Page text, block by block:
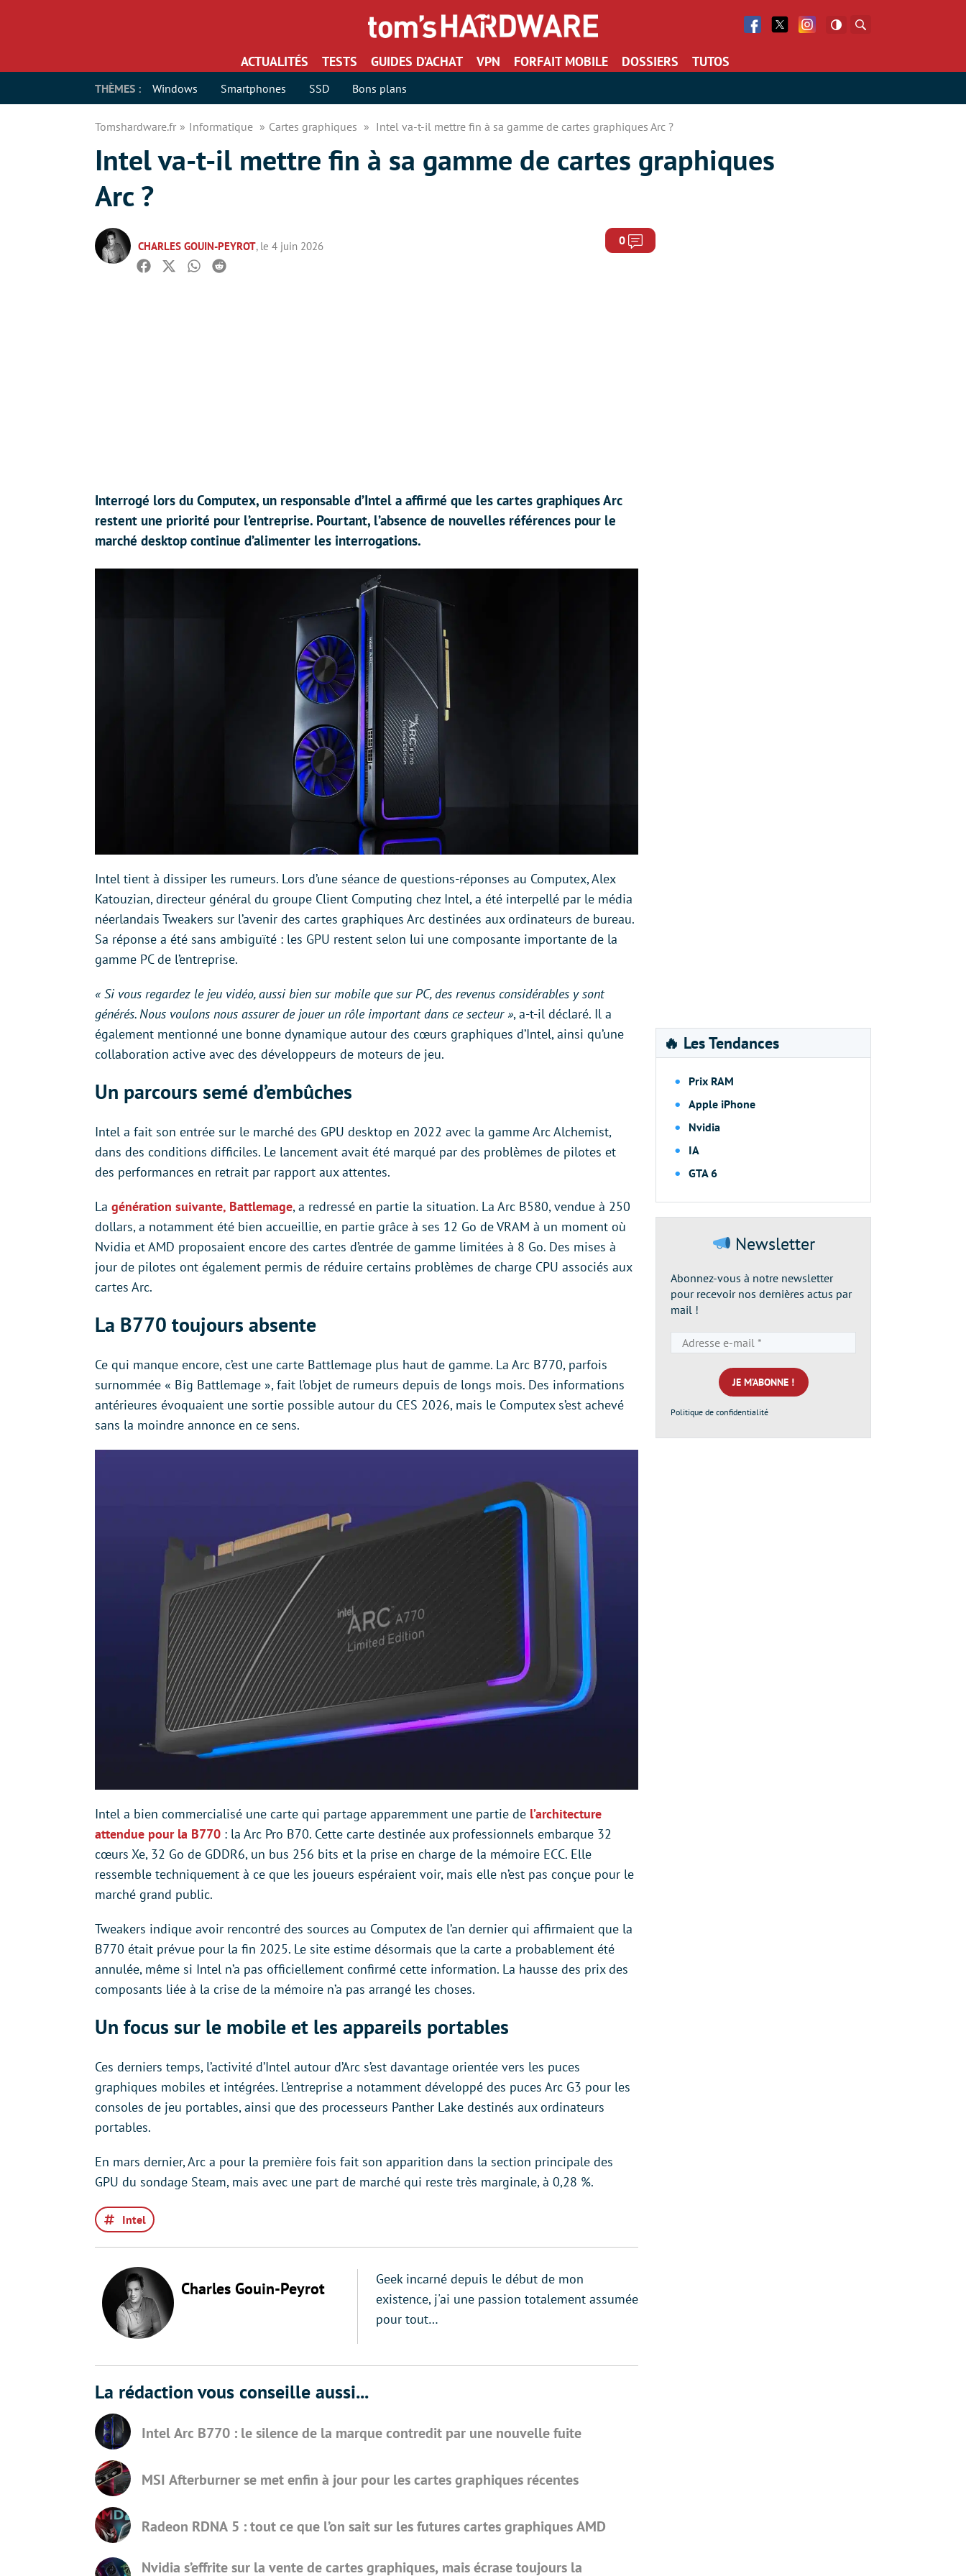
Facebook
Twitter Facebook
ACTUALITÉS TESTS GUIDES D’ACHAT VPN FORFAIT MOBILE DOSSIERS TUTOS
THÈMES : Windows Smartphones SSD Bons plans
Tomshardware.fr Informatique Cartes graphiques Intel va-t-il mettre fin à sa gamme de cartes graphiques Arc ?
Intel va-t-il mettre fin à sa gamme de cartes graphiques
Arc ?
CHARLES GOUIN-PEYROT, le 4 juin 2026 0 Commentaires
Facebook
TwitterWhatsapp
Reddit
Interrogé lors du Computex, un responsable d’Intel a affirmé que les cartes graphiques Arc
restent une priorité pour l’entreprise. Pourtant, l’absence de nouvelles références pour le
marché desktop continue d’alimenter les interrogations.
Intel tient à dissiper les rumeurs. Lors d’une séance de questions-réponses au Computex, Alex
Katouzian, directeur général du groupe Client Computing chez Intel, a été interpellé par le média
néerlandais Tweakers sur l’avenir des cartes graphiques Arc destinées aux ordinateurs de bureau.
Sa réponse a été sans ambiguïté : les GPU restent selon lui une composante importante de la
gamme PC de l’entreprise.
« Si vous regardez le jeu vidéo, aussi bien sur mobile que sur PC, des revenus considérables y sont
générés. Nous voulons nous assurer de jouer un rôle important dans ce secteur », a-t-il déclaré. Il a
également mentionné une bonne dynamique autour des cœurs graphiques d’Intel, ainsi qu’une
collaboration active avec des développeurs de moteurs de jeu.
Un parcours semé d’embûches
Intel a fait son entrée sur le marché des GPU desktop en 2022 avec la gamme Arc Alchemist,
dans des conditions difficiles. Le lancement avait été marqué par des problèmes de pilotes et
des performances en retrait par rapport aux attentes.
La génération suivante, Battlemage, a redressé en partie la situation. La Arc B580, vendue à 250
dollars, a notamment été bien accueillie, en partie grâce à ses 12 Go de VRAM à un moment où
Nvidia et AMD proposaient encore des cartes d’entrée de gamme limitées à 8 Go. Des mises à
jour de pilotes ont également permis de réduire certains problèmes de charge CPU associés aux
cartes Arc.
La B770 toujours absente
Ce qui manque encore, c’est une carte Battlemage plus haut de gamme. La Arc B770, parfois
surnommée « Big Battlemage », fait l’objet de rumeurs depuis de longs mois. Des informations
antérieures évoquaient une sortie possible autour du CES 2026, mais le Computex s’est achevé
sans la moindre annonce en ce sens.
Intel a bien commercialisé une carte qui partage apparemment une partie de l’architecture
attendue pour la B770 : la Arc Pro B70. Cette carte destinée aux professionnels embarque 32
cœurs Xe, 32 Go de GDDR6, un bus 256 bits et la prise en charge de la mémoire ECC. Elle
ressemble techniquement à ce que les joueurs espéraient voir, mais elle n’est pas conçue pour le
marché grand public.
Tweakers indique avoir rencontré des sources au Computex de l’an dernier qui affirmaient que la
B770 était prévue pour la fin 2025. Le site estime désormais que la carte a probablement été
annulée, même si Intel n’a pas officiellement confirmé cette information. La hausse des prix des
composants liée à la crise de la mémoire n’a pas arrangé les choses.
Un focus sur le mobile et les appareils portables
Ces derniers temps, l’activité d’Intel autour d’Arc s’est davantage orientée vers les puces
graphiques mobiles et intégrées. L’entreprise a notamment développé des puces Arc G3 pour les
consoles de jeu portables, ainsi que des processeurs Panther Lake destinés aux ordinateurs
portables.
En mars dernier, Arc a pour la première fois fait son apparition dans la section principale des
GPU du sondage Steam, mais avec une part de marché qui reste très marginale, à 0,28 %.
Intel
Charles Gouin-Peyrot
Geek incarné depuis le début de mon
existence, j'ai une passion totalement assumée
pour tout…
La rédaction vous conseille aussi...
Intel Arc B770 : le silence de la marque contredit par une nouvelle fuite
MSI Afterburner se met enfin à jour pour les cartes graphiques récentes
Radeon RDNA 5 : tout ce que l’on sait sur les futures cartes graphiques AMD
Nvidia s’effrite sur la vente de cartes graphiques, mais écrase toujours la
🔥 Les Tendances
Prix RAM
Apple iPhone
Nvidia
IA
GTA 6
Newsletter
Abonnez-vous à notre newsletter
pour recevoir nos dernières actus par
mail !
e-
mail
*
Politique de confidentialité